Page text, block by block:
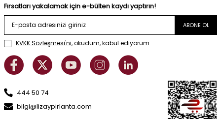
Fırsatları yakalamak için e-bülten kaydı yaptırın!
ABONE OL
KVKK Sözleşmesi'ni, okudum, kabul ediyorum.
444 50 74
bilgi@lizaypirlanta.com